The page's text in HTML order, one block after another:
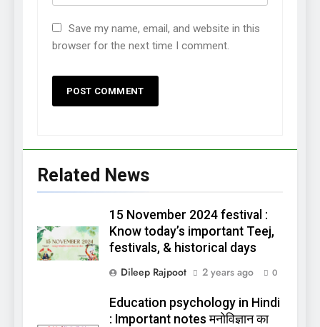
Save my name, email, and website in this
browser for the next time I comment.
Related News
15 November 2024 festival :
Know today’s important Teej,
festivals, & historical days
Dileep Rajpoot
2 years ago 0
Education psychology in Hindi
: Important notes मनोविज्ञान का